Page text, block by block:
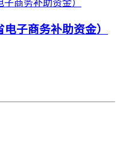
子商务补助资金）